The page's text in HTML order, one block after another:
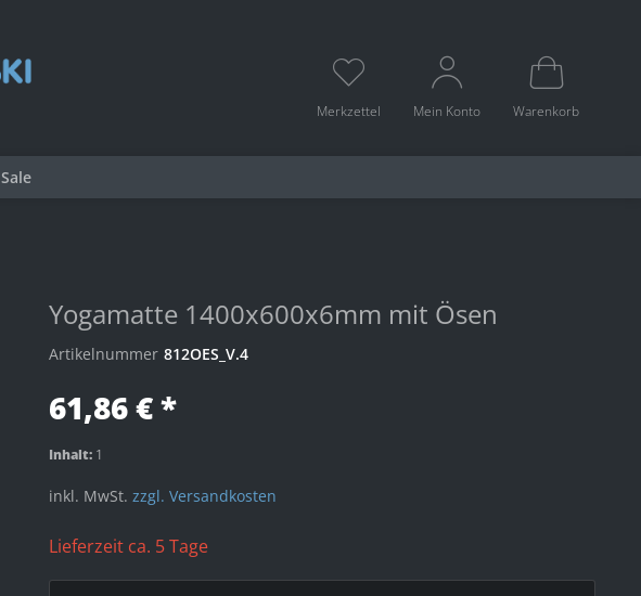
Merkzettel Mein Konto Warenkorb
Sale
Yogamatte 1400x600x6mm mit Ösen
Artikelnummer 812OES_V.4
61,86 € *
Inhalt: 1
inkl. MwSt. zzgl. Versandkosten
Lieferzeit ca. 5 Tage